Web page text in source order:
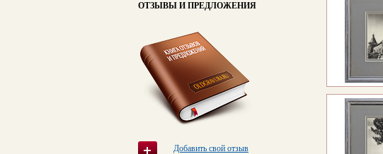
ОТЗЫВЫ И ПРЕДЛОЖЕНИЯ
Добавить свой отзыв